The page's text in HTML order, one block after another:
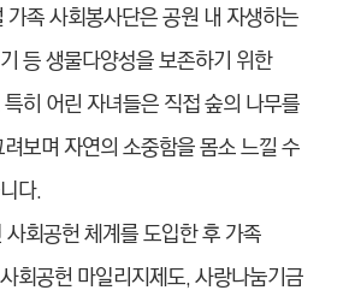
족 사회봉사단은 공원 내 자생하는
등 생물다양성을 보존하기 위한
히 어린 자녀들은 직접 숲의 나무를
보며 자연의 소중함을 몸소 느낄 수
다.
회공헌 체계를 도입한 후 가족
회공헌 마일리지제도, 사랑나눔기금